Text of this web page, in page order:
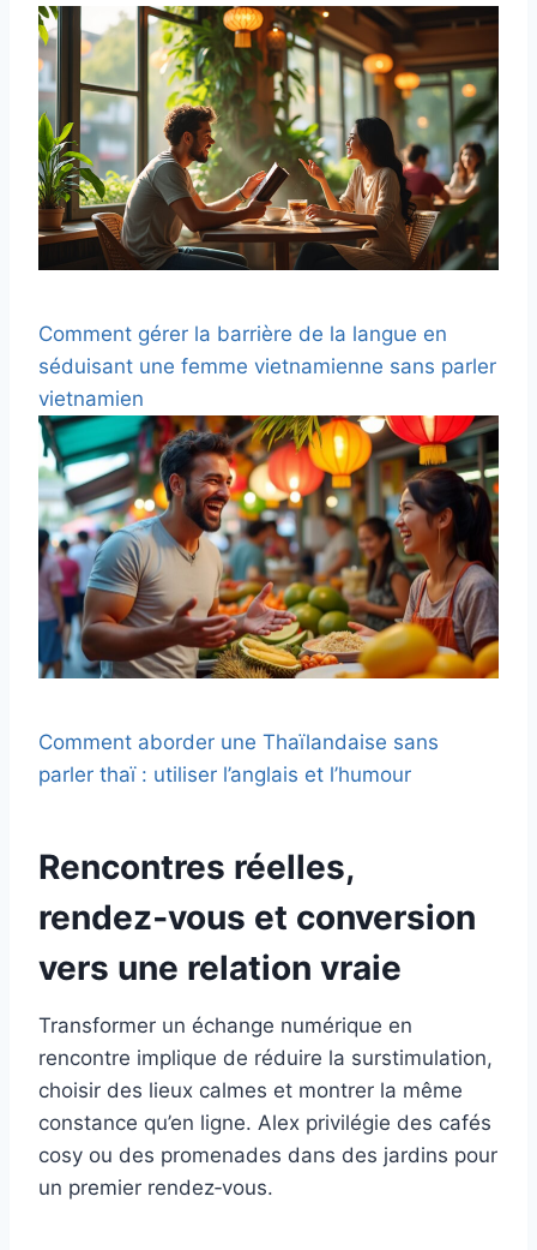
Comment gérer la barrière de la langue en
séduisant une femme vietnamienne sans parler
vietnamien
Comment aborder une Thaïlandaise sans
parler thaï : utiliser l’anglais et l’humour
Rencontres réelles,
rendez‑vous et conversion
vers une relation vraie
Transformer un échange numérique en
rencontre implique de réduire la surstimulation,
choisir des lieux calmes et montrer la même
constance qu’en ligne. Alex privilégie des cafés
cosy ou des promenades dans des jardins pour
un premier rendez‑vous.